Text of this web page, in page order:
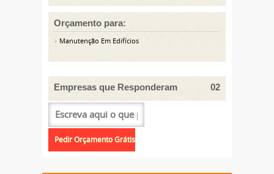
Orçamento para:
Manutenção Em Edifícios
Empresas que Responderam 02